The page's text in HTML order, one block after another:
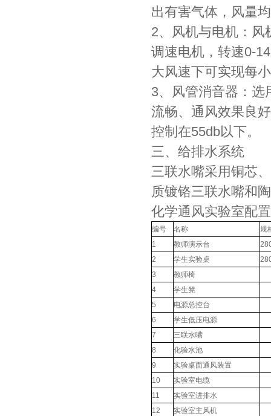
出有害气体，风量
2、风机与电机：风
调速电机，转速0-
大风速下可实现每
3、风管消音器：选
流畅、通风效果良
控制在55db以下。
三、给排水系统
三联水嘴采用铜芯
质镀铬三联水嘴和
化学通风实验室配
编号 名称
规
1
教师演示台
2
学生实验桌
3
教师椅
4
学生凳
5
电源总控台
6
学生低压电源
7
三联水嘴
8
化验水池
9
实验桌面通风装置
10
实验室电缆
11
实验室进排水
12
实验室主风机